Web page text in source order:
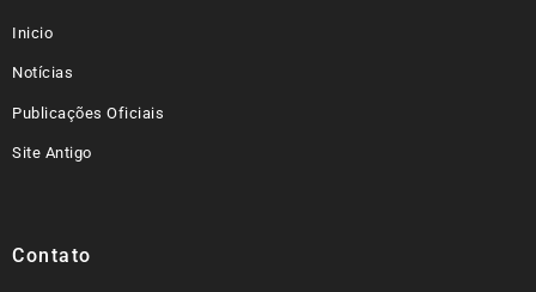
Inicio
Notícias
Publicações Oficiais
Site Antigo
Contato